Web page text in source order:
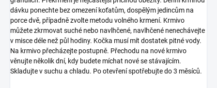
dávku ponechte bez omezení koťatům, dospělým jedincům na
porce dvě, případně zvolte metodu volného krmení. Krmivo
můžete zkrmovat suché nebo navlhčené, navlhčené nenechávejte
v misce déle než půl hodiny. Kočka musí mít dostatek pitné vody.
Na krmivo přecházejte postupně. Přechodu na nové krmivo
věnujte několik dní, kdy budete míchat nové se stávajícím.
Skladujte v suchu a chladu. Po otevření spotřebujte do 3 měsíců.